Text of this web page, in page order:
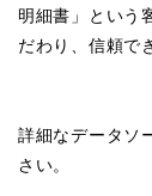
明細書」という
だわり、信頼で
詳細なデータソ
さい。